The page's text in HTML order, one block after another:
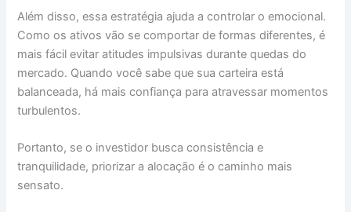
Além disso, essa estratégia ajuda a controlar o emocional.
Como os ativos vão se comportar de formas diferentes, é
mais fácil evitar atitudes impulsivas durante quedas do
mercado. Quando você sabe que sua carteira está
balanceada, há mais confiança para atravessar momentos
turbulentos.
Portanto, se o investidor busca consistência e
tranquilidade, priorizar a alocação é o caminho mais
sensato.